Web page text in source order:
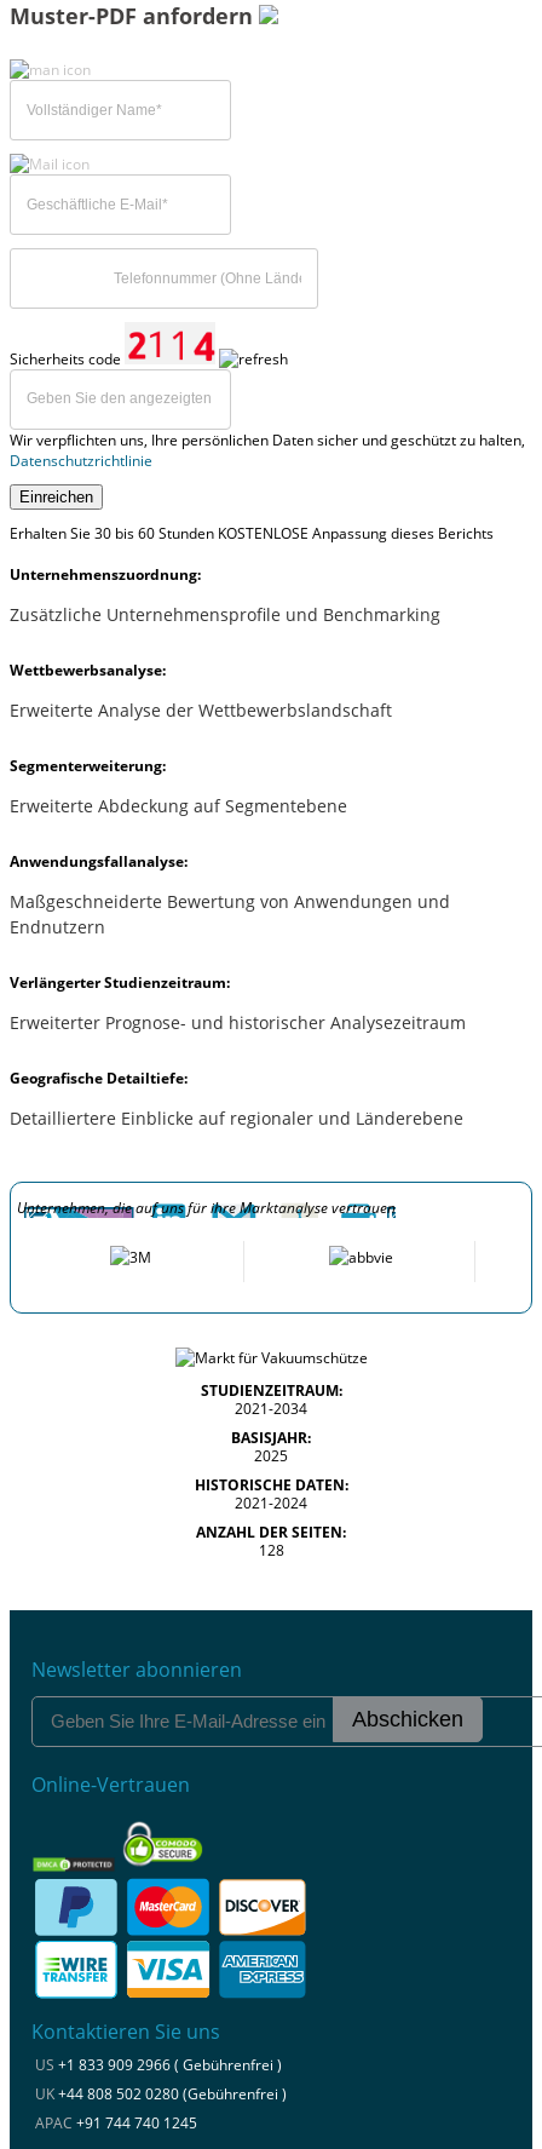
Muster-PDF anfordern
Sicherheits code
Wir verpflichten uns, Ihre persönlichen Daten sicher und geschützt zu halten,
Datenschutzrichtlinie
Einreichen
Erhalten Sie 30 bis 60 Stunden KOSTENLOSE Anpassung dieses Berichts
Unternehmenszuordnung:
Zusätzliche Unternehmensprofile und Benchmarking
Wettbewerbsanalyse:
Erweiterte Analyse der Wettbewerbslandschaft
Segmenterweiterung:
Erweiterte Abdeckung auf Segmentebene
Anwendungsfallanalyse:
Maßgeschneiderte Bewertung von Anwendungen und
Endnutzern
Verlängerter Studienzeitraum:
Erweiterter Prognose- und historischer Analysezeitraum
Geografische Detailtiefe:
Detailliertere Einblicke auf regionaler und Länderebene
Unternehmen, die auf uns für ihre Marktanalyse vertrauen
STUDIENZEITRAUM:
2021-2034
BASISJAHR:
2025
HISTORISCHE DATEN:
2021-2024
ANZAHL DER SEITEN:
128
Newsletter abonnieren
Abschicken
Online-Vertrauen
Kontaktieren Sie uns
US +1 833 909 2966 ( Gebührenfrei )
UK+44 808 502 0280 (Gebührenfrei )
APAC +91 744 740 1245